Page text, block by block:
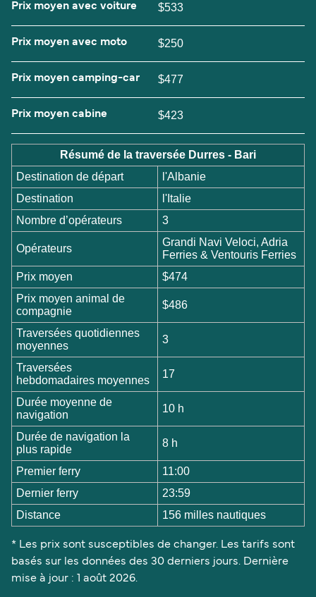
Prix moyen avec voiture $533
Prix moyen avec moto $250
Prix moyen camping-car $477
Prix moyen cabine $423
Résumé de la traversée Durres - Bari
Destination de départ
l'Albanie
Destination
l'Italie
Nombre d’opérateurs
3
Opérateurs
Grandi Navi Veloci, Adria
Ferries & Ventouris Ferries
Prix moyen
$474
Prix moyen animal de
compagnie
$486
Traversées quotidiennes
moyennes
3
Traversées
hebdomadaires moyennes
17
Durée moyenne de
navigation
10 h
Durée de navigation la
plus rapide
8 h
Premier ferry
11:00
Dernier ferry
23:59
Distance
156 milles nautiques
* Les prix sont susceptibles de changer. Les tarifs sont
basés sur les données des 30 derniers jours. Dernière
mise à jour : 1 août 2026.